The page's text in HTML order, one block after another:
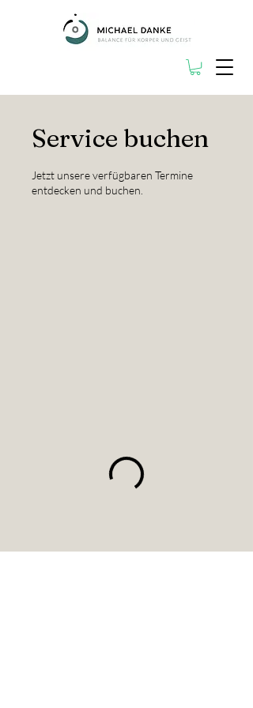
Service buchen
Jetzt unsere verfügbaren Termine
entdecken und buchen.